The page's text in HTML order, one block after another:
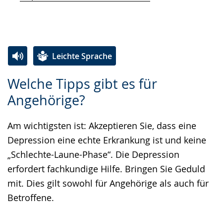
Welche Tipps gibt es für
Angehörige?
Am wichtigsten ist: Akzeptieren Sie, dass eine
Depression eine echte Erkrankung ist und keine
„Schlechte-Laune-Phase“. Die Depression
erfordert fachkundige Hilfe. Bringen Sie Geduld
mit. Dies gilt sowohl für Angehörige als auch für
Betroffene.
Leichte Sprache
Leichten
Sprache
Audio-
Unterstützung.
Video
in
Gebärdensprache
wird
angezeigt.